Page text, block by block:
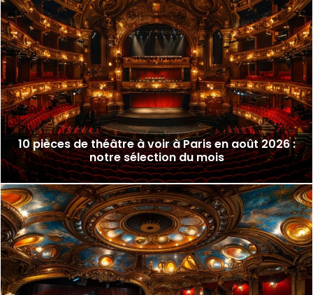
10 pièces de théâtre à voir à Paris en août 2026 :
notre sélection du mois